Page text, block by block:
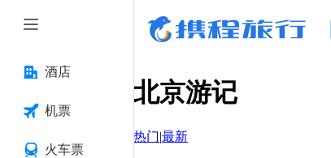
酒店
机票
火车票
北京游记
热门|最新